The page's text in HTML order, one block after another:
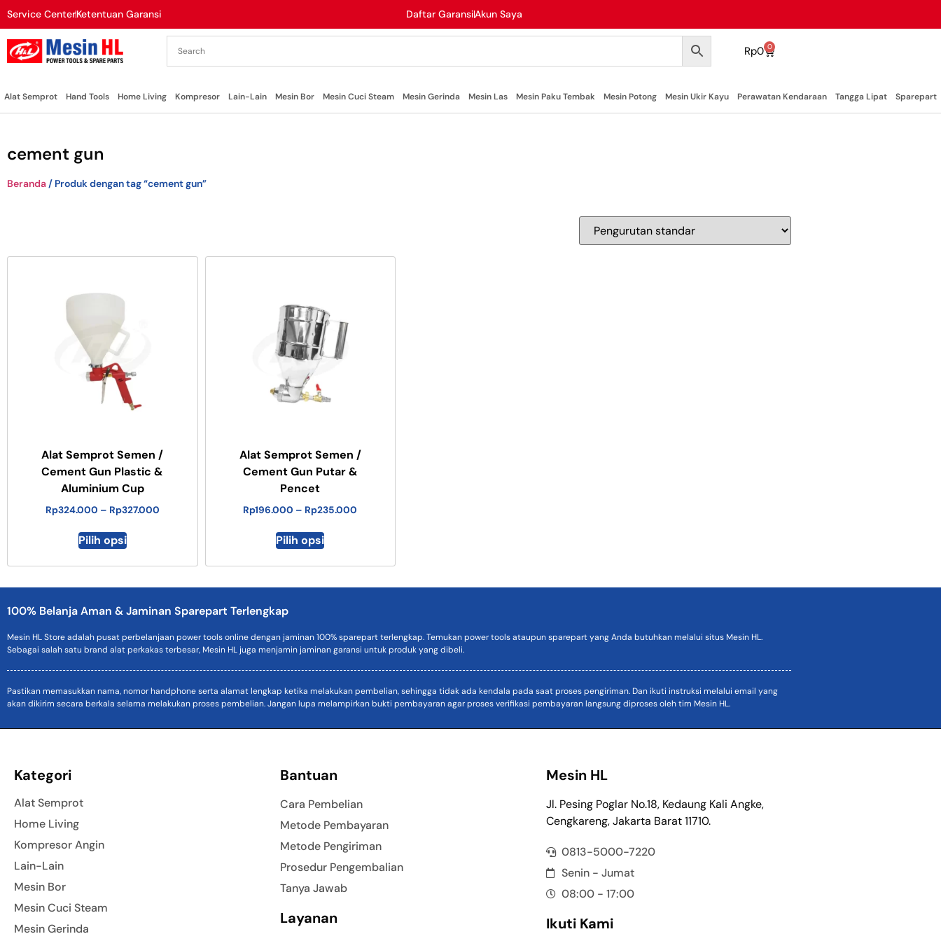
Service CenterKetentuan Garansi Daftar GaransiAkun Saya
Rp0 0
Alat Semprot Hand Tools Home Living Kompresor Lain-Lain Mesin Bor Mesin Cuci Steam Mesin Gerinda Mesin Las Mesin Paku Tembak Mesin Potong Mesin Ukir Kayu Perawatan Kendaraan Tangga Lipat Sparepart
cement gun
Beranda / Produk dengan tag “cement gun”
Alat Semprot Semen /
Cement Gun Plastic &
Aluminium Cup
Rp324.000 – Rp327.000
Pilih opsi
Alat Semprot Semen /
Cement Gun Putar &
Pencet
Rp196.000 – Rp235.000
Pilih opsi
100% Belanja Aman & Jaminan Sparepart Terlengkap
Mesin HL Store adalah pusat perbelanjaan power tools online dengan jaminan 100% sparepart terlengkap. Temukan power tools ataupun sparepart yang Anda butuhkan melalui situs Mesin HL.
Sebagai salah satu brand alat perkakas terbesar, Mesin HL juga menjamin jaminan garansi untuk produk yang dibeli.
Pastikan memasukkan nama, nomor handphone serta alamat lengkap ketika melakukan pembelian, sehingga tidak ada kendala pada saat proses pengiriman. Dan ikuti instruksi melalui email yang
akan dikirim secara berkala selama melakukan proses pembelian. Jangan lupa melampirkan bukti pembayaran agar proses verifikasi pembayaran langsung diproses oleh tim Mesin HL.
Kategori
Alat Semprot
Home Living
Kompresor Angin
Lain-Lain
Mesin Bor
Mesin Cuci Steam
Mesin Gerinda
Bantuan
Cara Pembelian
Metode Pembayaran
Metode Pengiriman
Prosedur Pengembalian
Tanya Jawab
Layanan
Mesin HL
Jl. Pesing Poglar No.18, Kedaung Kali Angke,
Cengkareng, Jakarta Barat 11710.
0813-5000-7220
Senin - Jumat
08:00 - 17:00
Ikuti Kami